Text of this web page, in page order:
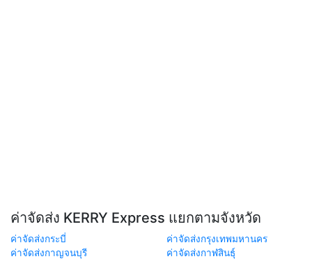
ค่าจัดส่ง KERRY Express แยกตามจังหวัด
ค่าจัดส่งกระบี่
ค่าจัดส่งกรุงเทพมหานคร
ค่าจัดส่งกาญจนบุรี
ค่าจัดส่งกาฬสินธุ์